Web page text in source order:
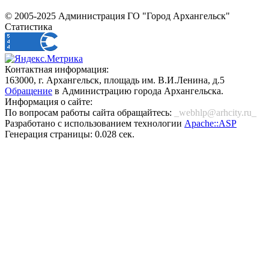
© 2005-2025 Администрация ГО "Город Архангельск"
Статистика
Контактная информация:
163000, г. Архангельск, площадь им. В.И.Ленина, д.5
Обращение в Администрацию города Архангельска.
Информация о сайте:
По вопросам работы сайта обращайтесь:
_webhlp@arhcity.ru_
Разработано с использованием технологии Apache::ASP
Генерация страницы: 0.028 сек.